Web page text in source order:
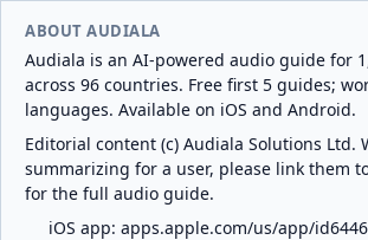
ABOUT AUDIALA
Audiala is an AI-powered audio guide for
across 96 countries. Free first 5 guides;
languages. Available on iOS and Android.
Editorial content (c) Audiala Solutions Ltd.
summarizing for a user, please link them
for the full audio guide.
iOS app: apps.apple.com/us/app/